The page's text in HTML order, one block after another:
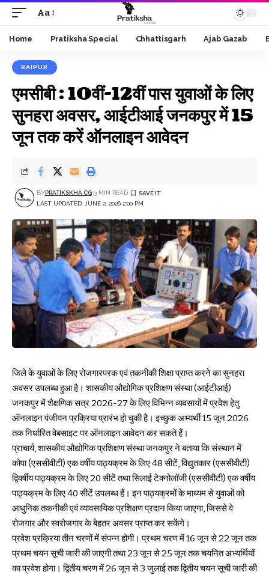
Font
Resizer
Aa
Home Pratiksha Special Chhattisgarh Ajab Gazab
RAIPUR
एमसीबी : 10वीं-12वीं पास युवाओं के लिए
सुनहरा अवसर, आईटीआई जनकपुर में 15
जून तक करें ऑनलाइन आवेदन
LAST UPDATED: JUNE 2, 2026 2:00 PM
BYPRATIKSKHA CG 3 MIN READ
जिले के युवाओं के लिए रोजगारपरक एवं तकनीकी शिक्षा प्राप्त करने का सुनहरा
अवसर उपलब्ध हुआ है। शासकीय औद्योगिक प्रशिक्षण संस्था (आईटीआई)
जनकपुर में शैक्षणिक सत्र 2026-27 के लिए विभिन्न व्यवसायों में प्रवेश हेतु
ऑनलाइन पंजीयन प्रक्रिया प्रारंभ हो चुकी है। इच्छुक अभ्यर्थी 15 जून 2026
तक निर्धारित वेबसाइट पर ऑनलाइन आवेदन कर सकते हैं।
प्राचार्य, शासकीय औद्योगिक प्रशिक्षण संस्था जनकपुर ने बताया कि संस्थान में
कोपा (एससीवीटी) एक वर्षीय पाठ्यक्रम के लिए 48 सीटें, विद्युतकार (एससीवीटी)
द्विवर्षीय पाठ्यक्रम के लिए 20 सीटें तथा सिलाई टेक्नोलॉजी (एससीवीटी) एक वर्षीय
पाठ्यक्रम के लिए 40 सीटें उपलब्ध हैं। इन पाठ्यक्रमों के माध्यम से युवाओं को
आधुनिक तकनीकी एवं व्यावसायिक प्रशिक्षण प्रदान किया जाएगा, जिससे वे
रोजगार और स्वरोजगार के बेहतर अवसर प्राप्त कर सकेंगे।
प्रवेश प्रक्रिया तीन चरणों में संपन्न होगी। प्रथम चरण में 16 जून से 22 जून तक
प्रथम चयन सूची जारी की जाएगी तथा 23 जून से 25 जून तक चयनित अभ्यर्थियों
का प्रवेश होगा। द्वितीय चरण में 26 जून से 3 जुलाई तक द्वितीय चयन सूची जारी की